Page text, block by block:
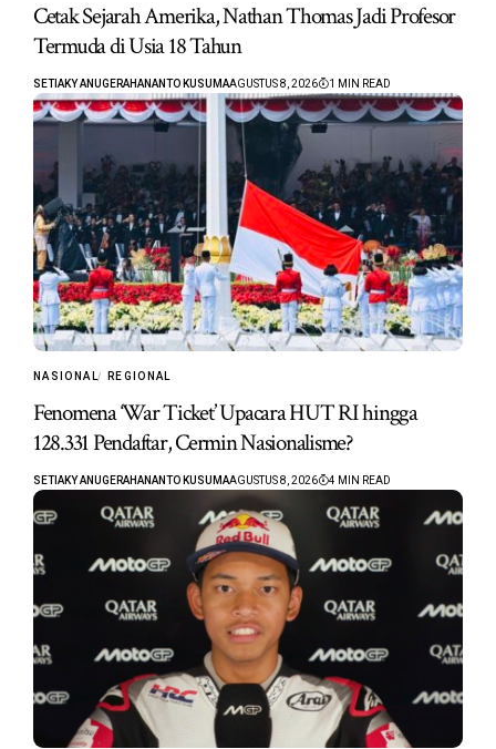
Cetak Sejarah Amerika, Nathan Thomas Jadi Profesor
Termuda di Usia 18 Tahun
SETIAKY ANUGERAHANANTO KUSUMAAGUSTUS 8, 2026 1 MIN READ
NASIONAL REGIONAL
Fenomena ‘War Ticket’ Upacara HUT RI hingga
128.331 Pendaftar, Cermin Nasionalisme?
SETIAKY ANUGERAHANANTO KUSUMAAGUSTUS 8, 2026 4 MIN READ